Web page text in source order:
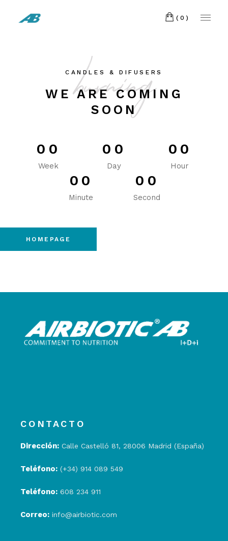
(0)
burning
CANDLES & DIFUSERS
WE ARE COMING
SOON
00
Week
00
Day
00
Hour
00
Minute
00
Second
HOMEPAGE
CONTACTO
Dirección: Calle Castelló 81, 28006 Madrid (España)
Teléfono: (+34) 914 089 549
Teléfono: 608 234 911
Correo: info@airbiotic.com
CONTACTO